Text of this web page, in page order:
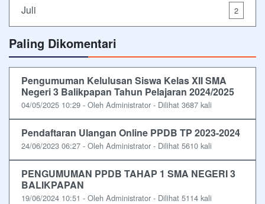
Juli 2
Paling Dikomentari
Pengumuman Kelulusan Siswa Kelas XII SMA
Negeri 3 Balikpapan Tahun Pelajaran 2024/2025
04/05/2025 10:29 - Oleh Administrator - Dilihat 3687 kali
Pendaftaran Ulangan Online PPDB TP 2023-2024
24/06/2023 06:27 - Oleh Administrator - Dilihat 5610 kali
PENGUMUMAN PPDB TAHAP 1 SMA NEGERI 3
BALIKPAPAN
19/06/2024 10:51 - Oleh Administrator - Dilihat 5114 kali